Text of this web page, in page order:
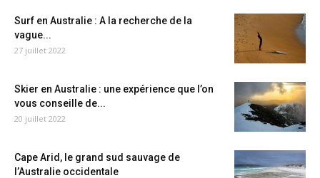
Surf en Australie : A la recherche de la
vague...
27 juillet 2022
Skier en Australie : une expérience que l’on
vous conseille de...
20 juillet 2022
Cape Arid, le grand sud sauvage de
l’Australie occidentale